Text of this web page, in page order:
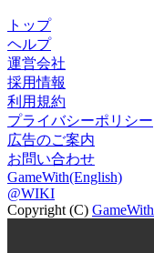
トップ
ヘルプ
運営会社
採用情報
利用規約
プライバシーポリシー
広告のご案内
お問い合わせ
GameWith(English)
@WIKI
Copyright (C) GameWith